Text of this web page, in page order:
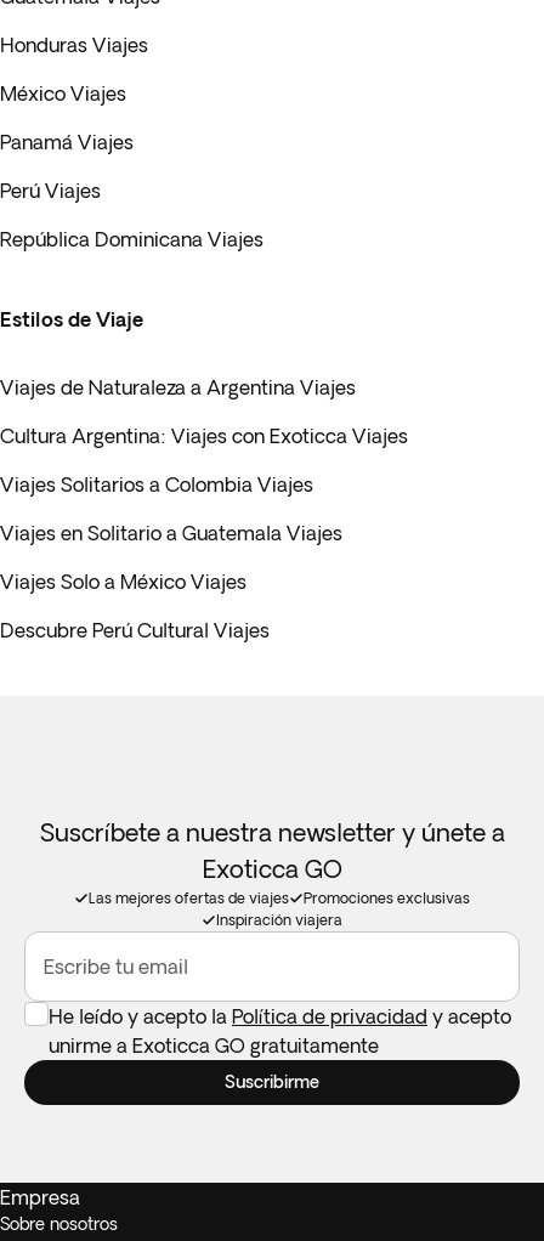
Honduras Viajes
México Viajes
Panamá Viajes
Perú Viajes
República Dominicana Viajes
Estilos de Viaje
Viajes de Naturaleza a Argentina Viajes
Cultura Argentina: Viajes con Exoticca Viajes
Viajes Solitarios a Colombia Viajes
Viajes en Solitario a Guatemala Viajes
Viajes Solo a México Viajes
Descubre Perú Cultural Viajes
Suscríbete a nuestra newsletter y únete a
Exoticca GO
Las mejores ofertas de viajes
Promociones exclusivas
Inspiración viajera
Escribe tu email
He leído y acepto la Política de privacidad y acepto
unirme a Exoticca GO gratuitamente
Suscribirme
Empresa
Sobre nosotros